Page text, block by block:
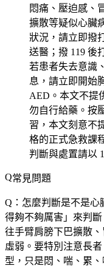
悶痛、壓迫感、
擴散等疑似心臟
狀況，請立即撥
送醫；撥 119 後
若患者失去意識
息，請立即開始
AED。本文不提
勿自行給藥。按
習，本文刻意不
格的正式急救課
判斷與處置請以
常見問題
Q：怎麼判斷是不是心
得夠不夠厲害」來判
往手臂肩膀下巴擴散
虛弱。要特別注意長
型，只是悶、喘、累